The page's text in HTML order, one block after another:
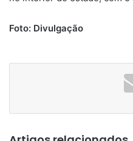
Foto: Divulgação